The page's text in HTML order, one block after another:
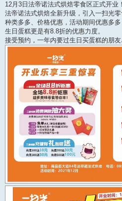
12月3日法帝诺法式烘焙零食区正式开业！
法帝诺法式烘焙全新升级，引入一扫光
种类多多、价格优惠，活动期间优惠多多
生日蛋糕更是有8.8折的优惠力度。
接受预约，一年内要过生日买蛋糕的朋友